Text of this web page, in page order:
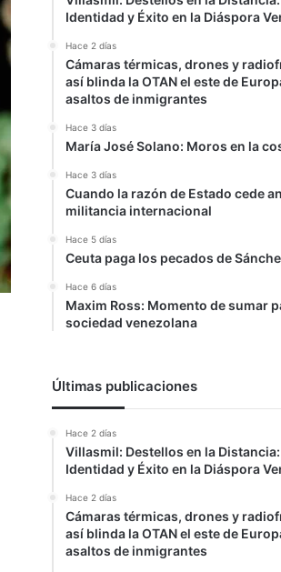
Identidad y Éxito en la Diáspora
Hace 2 días
Cámaras térmicas, drones y
así blinda la OTAN el este de
asaltos de inmigrantes
Hace 3 días
María José Solano: Moros en la
Hace 3 días
Cuando la razón de Estado cede
militancia internacional
Hace 5 días
Ceuta paga los pecados de
Hace 6 días
Maxim Ross: Momento de sumar
sociedad venezolana
Últimas publicaciones
Hace 2 días
Villasmil: Destellos en la
Identidad y Éxito en la Diáspora
Hace 2 días
Cámaras térmicas, drones y
así blinda la OTAN el este de
asaltos de inmigrantes